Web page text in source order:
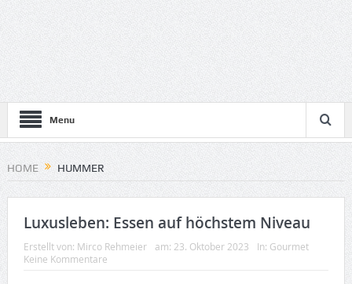
Menu
HOME HUMMER
Luxusleben: Essen auf höchstem Niveau
Erstellt von: Mirco Rehmeier am: 23. Oktober 2023 In: Gourmet
Keine Kommentare